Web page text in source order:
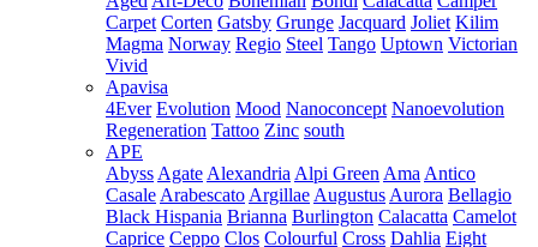
Carpet Corten Gatsby Grunge Jacquard Joliet Kilim
Magma Norway Regio Steel Tango Uptown Victorian
Vivid
Apavisa
4Ever Evolution Mood Nanoconcept Nanoevolution
Regeneration Tattoo Zinc south
APE
Abyss Agate Alexandria Alpi Green Ama Antico
Casale Arabescato Argillae Augustus Aurora Bellagio
Black Hispania Brianna Burlington Calacatta Camelot
Caprice Ceppo Clos Colourful Cross Dahlia Eight